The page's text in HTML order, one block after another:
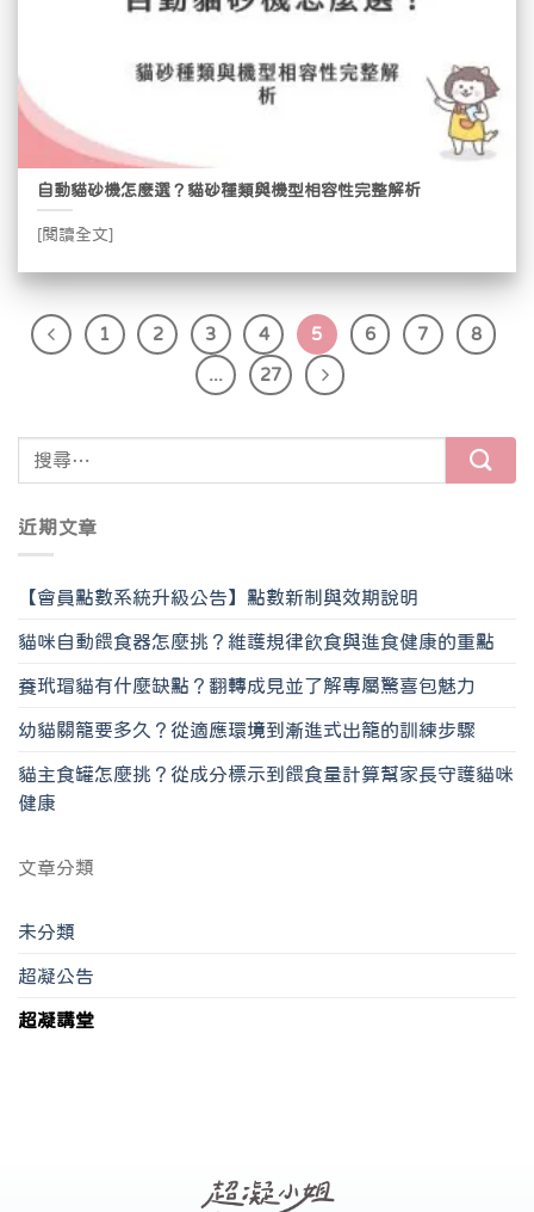
自動貓砂機怎麼選？貓砂種類與機型相容性完整解析
[閱讀全文]
1 2 3 4 5 6 7 8
... 27
近期文章
【會員點數系統升級公告】點數新制與效期說明
貓咪自動餵食器怎麼挑？維護規律飲食與進食健康的重點
養玳瑁貓有什麼缺點？翻轉成見並了解專屬驚喜包魅力
幼貓關籠要多久？從適應環境到漸進式出籠的訓練步驟
貓主食罐怎麼挑？從成分標示到餵食量計算幫家長守護貓咪
健康
文章分類
未分類
超凝公告
超凝講堂